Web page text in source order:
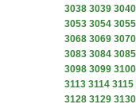
3038 3039 3040
3053 3054 3055
3068 3069 3070
3083 3084 3085
3098 3099 3100
3113 3114 3115
3128 3129 3130